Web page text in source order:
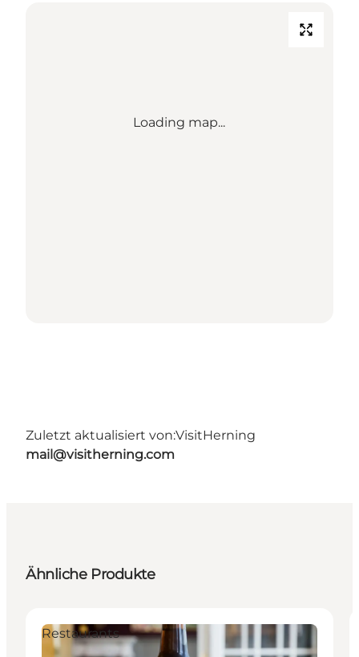
Loading map...
Zuletzt aktualisiert von:VisitHerning
mail@visitherning.com
Ähnliche Produkte
Restaurants